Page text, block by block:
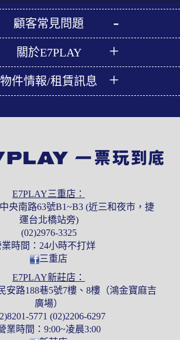
顧客常見問題
關於E7PLAY
物件情報/租賃訊息
E7PLAY三重店：
央南路63號B1~B3 (近三和夜市，捷
運台北橋站旁)
(02)2976-3325
業時間：24小時不打烊
三重店
E7PLAY新莊店：
安路188巷5號7樓、8樓（鴻金寶麻吉
廣場）
5771 (02)2206-6297
業時間：9:00~凌晨3:00